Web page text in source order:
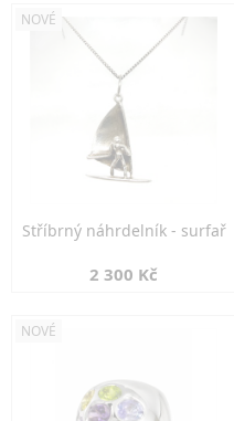
NOVÉ
Stříbrný náhrdelník - surfař
2 300 Kč
NOVÉ